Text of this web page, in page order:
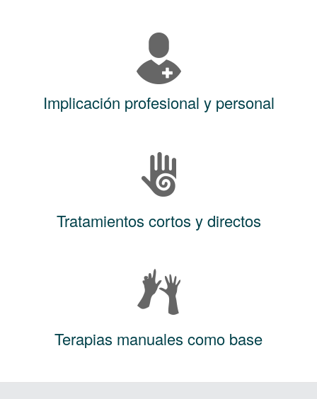
Implicación profesional y personal
Tratamientos cortos y directos
Terapias manuales como base